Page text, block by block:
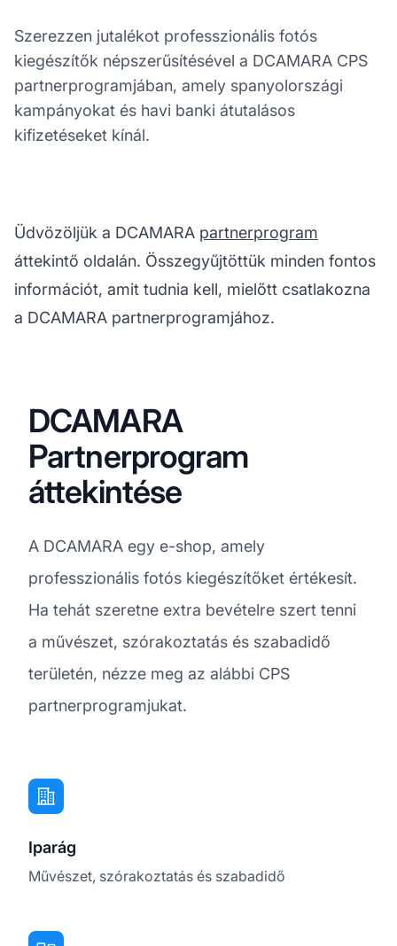
Szerezzen jutalékot professzionális fotós
kiegészítők népszerűsítésével a DCAMARA CPS
partnerprogramjában, amely spanyolországi
kampányokat és havi banki átutalásos
kifizetéseket kínál.
Üdvözöljük a DCAMARA partnerprogram
áttekintő oldalán. Összegyűjtöttük minden fontos
információt, amit tudnia kell, mielőtt csatlakozna
a DCAMARA partnerprogramjához.
DCAMARA
Partnerprogram
áttekintése
A DCAMARA egy e-shop, amely
professzionális fotós kiegészítőket értékesít.
Ha tehát szeretne extra bevételre szert tenni
a művészet, szórakoztatás és szabadidő
területén, nézze meg az alábbi CPS
partnerprogramjukat.
Iparág
Művészet, szórakoztatás és szabadidő